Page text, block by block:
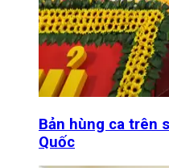
Bản hùng ca trên
Quốc